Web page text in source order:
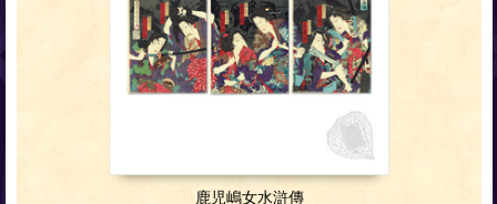
鹿児嶋女水滸傳